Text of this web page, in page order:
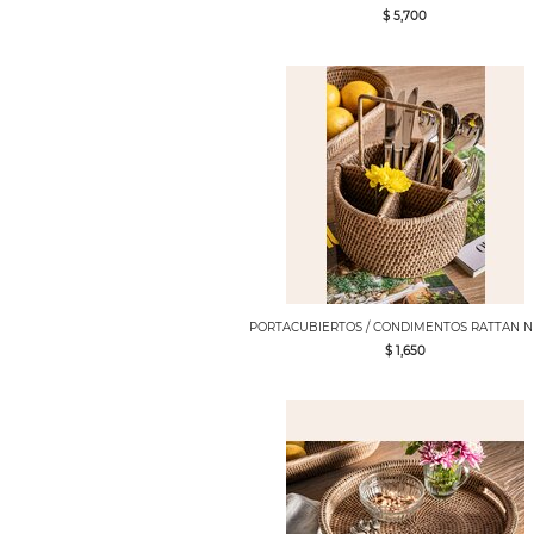
$ 5,700
PORTACUBIERTOS / CONDIMENTOS RATTAN
$ 1,650